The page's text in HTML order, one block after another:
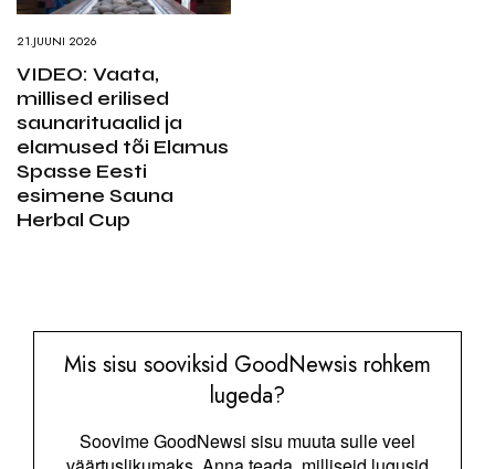
21.JUUNI 2026
VIDEO: Vaata,
millised erilised
saunarituaalid ja
elamused tõi Elamus
Spasse Eesti
esimene Sauna
Herbal Cup
Mis sisu sooviksid GoodNewsis rohkem
lugeda?
Soovime GoodNewsi sisu muuta sulle veel